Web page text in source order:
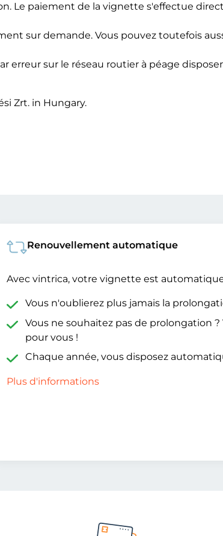
Le paiement de la vignette s'effectue
sur demande. Vous pouvez toutefois
erreur sur le réseau routier à péage
Zrt. in Hungary.
Renouvellement automatique
Avec vintrica, votre vignette est
Vous n'oublierez plus jamais la
Vous ne souhaitez pas de prolongation ?
pour vous !
Chaque année, vous disposez
Plus d'informations